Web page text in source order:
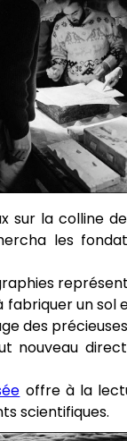
sur la colline
les
un sol
des
offre à la
scientifiques.